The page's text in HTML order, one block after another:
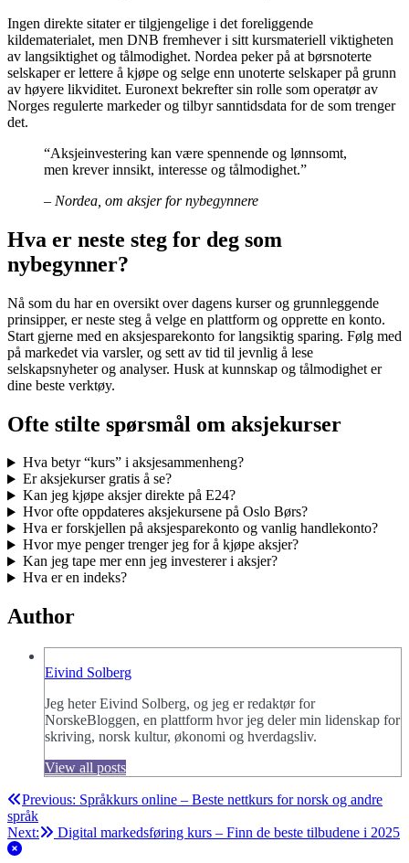
Ingen direkte sitater er tilgjengelige i det foreliggende
kildematerialet, men DNB fremhever i sitt kursmateriell viktigheten
av langsiktighet og tålmodighet. Nordea peker på at børsnoterte
selskaper er lettere å kjøpe og selge enn unoterte selskaper på grunn
av høyere likviditet. Euronext bekrefter sin rolle som operatør av
Norges regulerte markeder og tilbyr sanntidsdata for de som trenger
det.
“Aksjeinvestering kan være spennende og lønnsomt,
men krever innsikt, interesse og tålmodighet.”
– Nordea, om aksjer for nybegynnere
Hva er neste steg for deg som
nybegynner?
Nå som du har en oversikt over dagens kurser og grunnleggende
prinsipper, er neste steg å velge en plattform og opprette en konto.
Start gjerne med en aksjesparekonto for langsiktig sparing. Følg med
på markedet via varsler, og sett av tid til jevnlig å lese
selskapsnyheter og analyser. Husk at kunnskap og tålmodighet er
dine beste verktøy.
Ofte stilte spørsmål om aksjekurser
Hva betyr “kurs” i aksjesammenheng?
Er aksjekurser gratis å se?
Kan jeg kjøpe aksjer direkte på E24?
Hvor ofte oppdateres aksjekursene på Oslo Børs?
Hva er forskjellen på aksjesparekonto og vanlig handlekonto?
Hvor mye penger trenger jeg for å kjøpe aksjer?
Kan jeg tape mer enn jeg investerer i aksjer?
Hva er en indeks?
Author
Eivind Solberg
Jeg heter Eivind Solberg, og jeg er redaktør for
NorskeBloggen, en plattform hvor jeg deler min lidenskap for
skriving, norsk kultur, økonomi og hverdagsliv.
View all posts
Post
navigation
Previous: Språkkurs online – Beste nettkurs for norsk og andre
språk
Next:
Digital markedsføring kurs – Finn de beste tilbudene i 2025